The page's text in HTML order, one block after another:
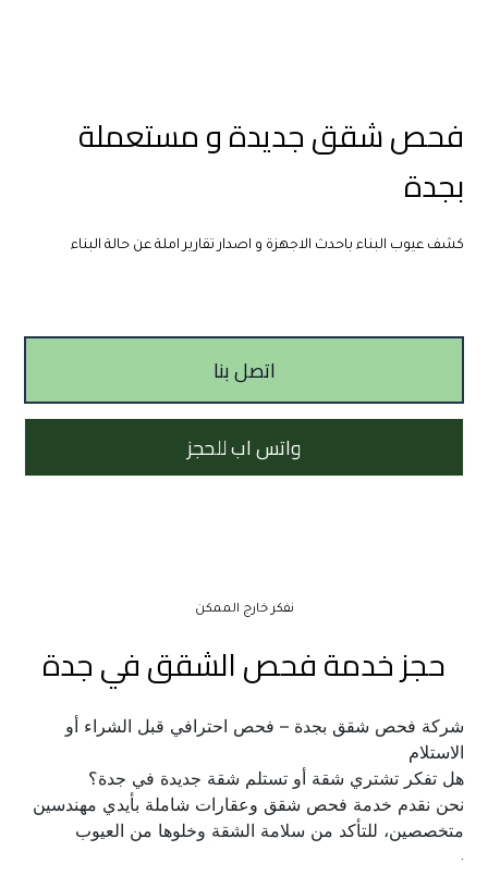
بجدة
كشف عيوب البناء باحدث الاجهزة و اصدار تقارير املة عن حالة البناء
واتس اب للحجز
اتصل بنا
نفكر خارج الممكن
حجز خدمة فحص الشقق في جدة
الاستلام
هل تفكر تشتري شقة أو تستلم شقة جديدة في جدة؟
متخصصين، للتأكد من سلامة الشقة وخلوها من العيوب
.